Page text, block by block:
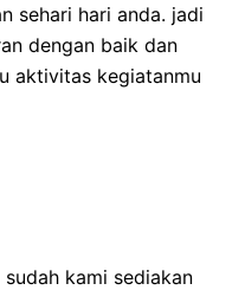
sehari hari anda. jadi
dengan baik dan
aktivitas kegiatanmu
kami sediakan